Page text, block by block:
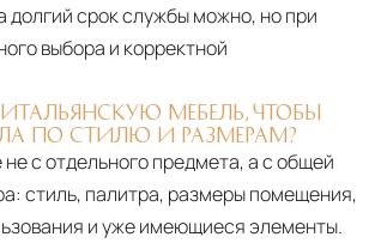
долгий срок службы можно, но при
выбора и корректной
МЕБЕЛЬ, ЧТОБЫ
ПО СТИЛЮ И РАЗМЕРАМ?
с отдельного предмета, а с общей
стиль, палитра, размеры помещения,
и уже имеющиеся элементы.